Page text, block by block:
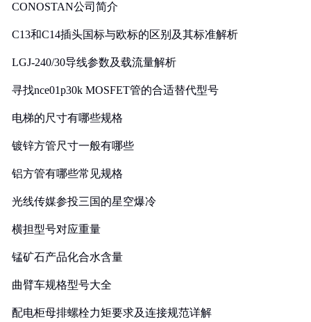
CONOSTAN公司简介
C13和C14插头国标与欧标的区别及其标准解析
LGJ-240/30导线参数及载流量解析
寻找nce01p30k MOSFET管的合适替代型号
电梯的尺寸有哪些规格
镀锌方管尺寸一般有哪些
铝方管有哪些常见规格
光线传媒参投三国的星空爆冷
横担型号对应重量
锰矿石产品化合水含量
曲臂车规格型号大全
配电柜母排螺栓力矩要求及连接规范详解